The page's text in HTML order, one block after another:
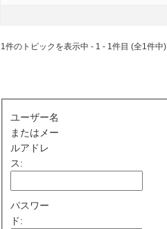
1件のトピックを表示中 - 1 - 1件目 (全1件中)
ユーザー名
またはメー
ルアドレ
ス:
パスワー
ド: